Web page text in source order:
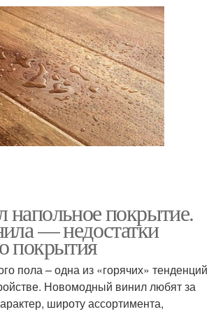
напольное покрытие.
— недостатки
покрытия
пола – одна из «горячих» тенденций
Новомодный винил любят за
широту ассортимента,